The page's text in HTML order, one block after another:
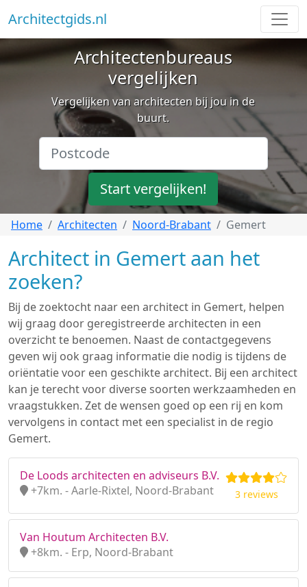
Architectgids.nl
Architectenbureaus
vergelijken
Vergelijken van architecten bij jou in de
buurt.
Start vergelijken!
Home Architecten Noord-Brabant Gemert
Architect in Gemert aan het
zoeken?
Bij de zoektocht naar een architect in Gemert, helpen
wij graag door geregistreerde architecten in een
overzicht te benoemen. Naast de contactgegevens
geven wij ook graag informatie die nodig is tijdens de
oriëntatie voor een geschikte architect. Bij een architect
kan je terecht voor diverse soorten werkzaamheden en
vraagstukken. Zet de wensen goed op een rij en kom
vervolgens in contact met een specialist in de regio
Gemert.
De Loods architecten en adviseurs B.V.
+7km. - Aarle-Rixtel, Noord-Brabant
3 reviews
Van Houtum Architecten B.V.
+8km. - Erp, Noord-Brabant